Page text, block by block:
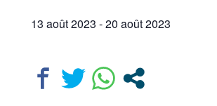
13 août 2023 -20 août 2023